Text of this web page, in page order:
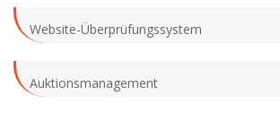
Website-Überprüfungssystem
Auktionsmanagement